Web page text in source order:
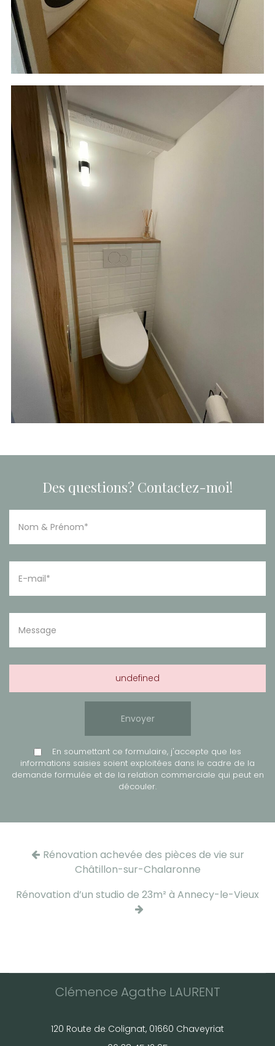
Des questions? Contactez-moi!
undefined
En soumettant ce formulaire, j'accepte que les
informations saisies soient exploitées dans le cadre de la
demande formulée et de la relation commerciale qui peut en
découler.
Rénovation achevée des pièces de vie sur
Châtillon-sur-Chalaronne
Rénovation d’un studio de 23m² à Annecy-le-Vieux
Clémence Agathe LAURENT
120 Route de Colignat, 01660 Chaveyriat